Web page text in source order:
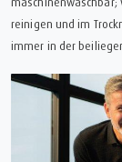
reinigen und im
immer in der